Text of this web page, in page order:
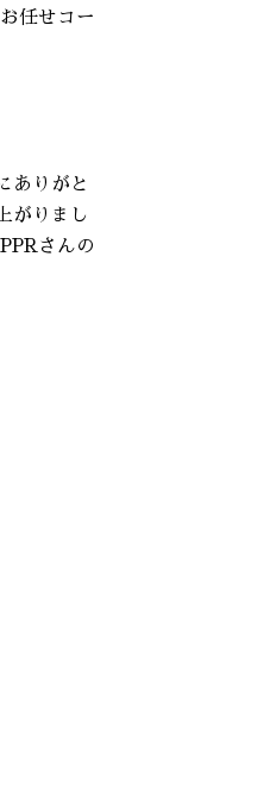
任せコー
ありがと
がりまし
さんの